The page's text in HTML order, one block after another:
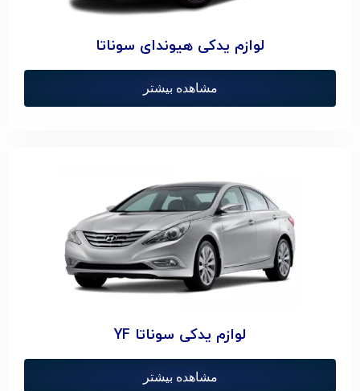
لوازم یدکی هیوندای سوناتا
مشاهده بیشتر
لوازم یدکی سوناتا YF
مشاهده بیشتر